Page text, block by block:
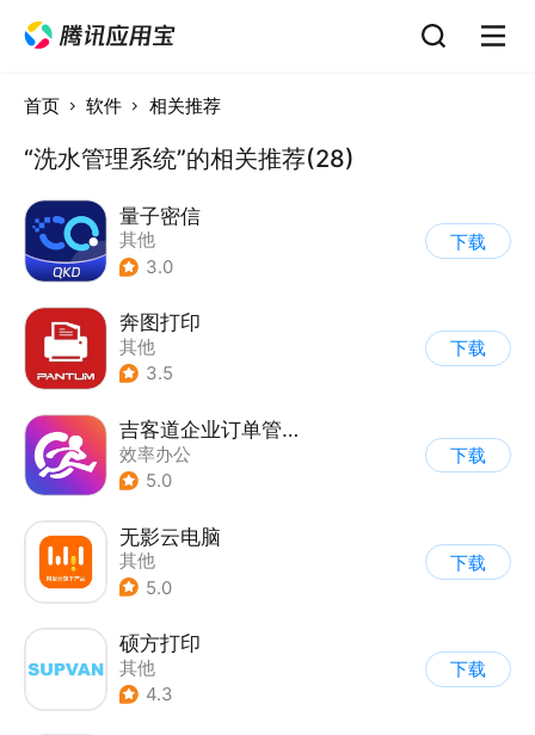
首页 软件 相关推荐
“洗水管理系统”的相关推荐(28)
量子密信
其他
3.0
下载
奔图打印
其他
3.5
下载
吉客道企业订单管理系统
效率办公
5.0
下载
无影云电脑
其他
5.0
下载
硕方打印
其他
4.3
下载